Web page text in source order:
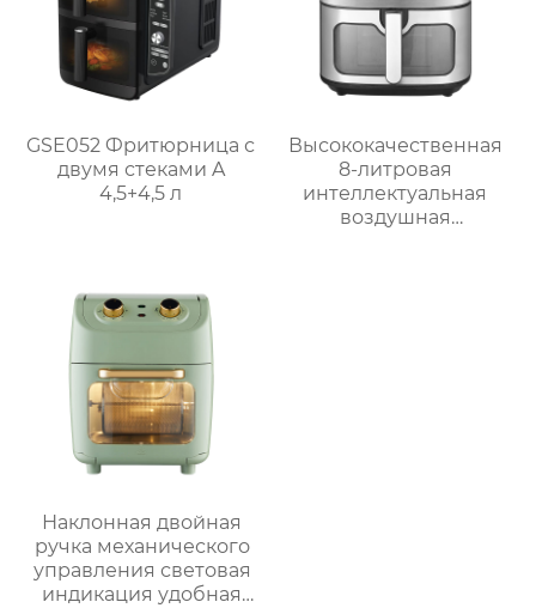
GSE052 Фритюрница с
двумя стеками A
4,5+4,5 л
Высококачественная
8-литровая
интеллектуальная
воздушная
Наклонная двойная
ручка механического
управления световая
индикация удобная